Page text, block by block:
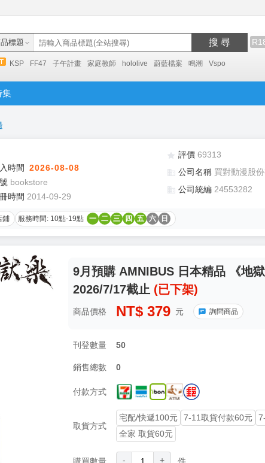
標題 搜 尋
KSP FF47 子午計畫 家庭教師 hololive 蔚藍檔案 鳴潮 Vspo
集
時間 2026-08-08
bookstore
時間 2014-09-29
評價 69313
公司名稱 買對動漫股
公司統編 24553282
鋪 服務時間: 10點-19點 一 二 三 四 五 六 日
9月預購 AMNIBUS 日本精品 《地
2026/7/17截止 (已下架)
商品價格 NT$ 379 元 詢問商品
刊登數量 50
銷售總數 0
付款方式
取貨方式
宅配/快遞100元 7-11取貨付款60元
全家 取貨60元
購買數量 - + 件